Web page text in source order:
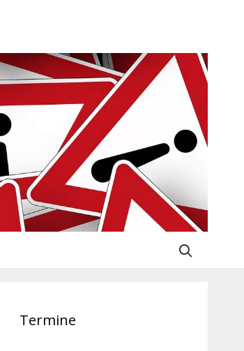
Termine